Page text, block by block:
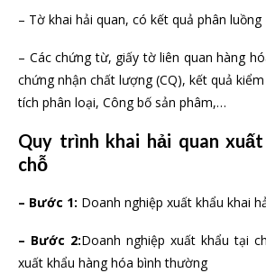
– Tờ khai hải quan, có kết quả phân luồng
– Các chứng từ, giấy tờ liên quan hàng
chứng nhận chất lượng (CQ), kết quả
tích phân loại, Công bố sản phâm,…
Quy trình khai hải quan
chỗ
– Bước 1: Doanh nghiệp xuất khẩu khai
– Bước 2:Doanh nghiệp xuất khẩu tại
xuất khẩu hàng hóa bình thường